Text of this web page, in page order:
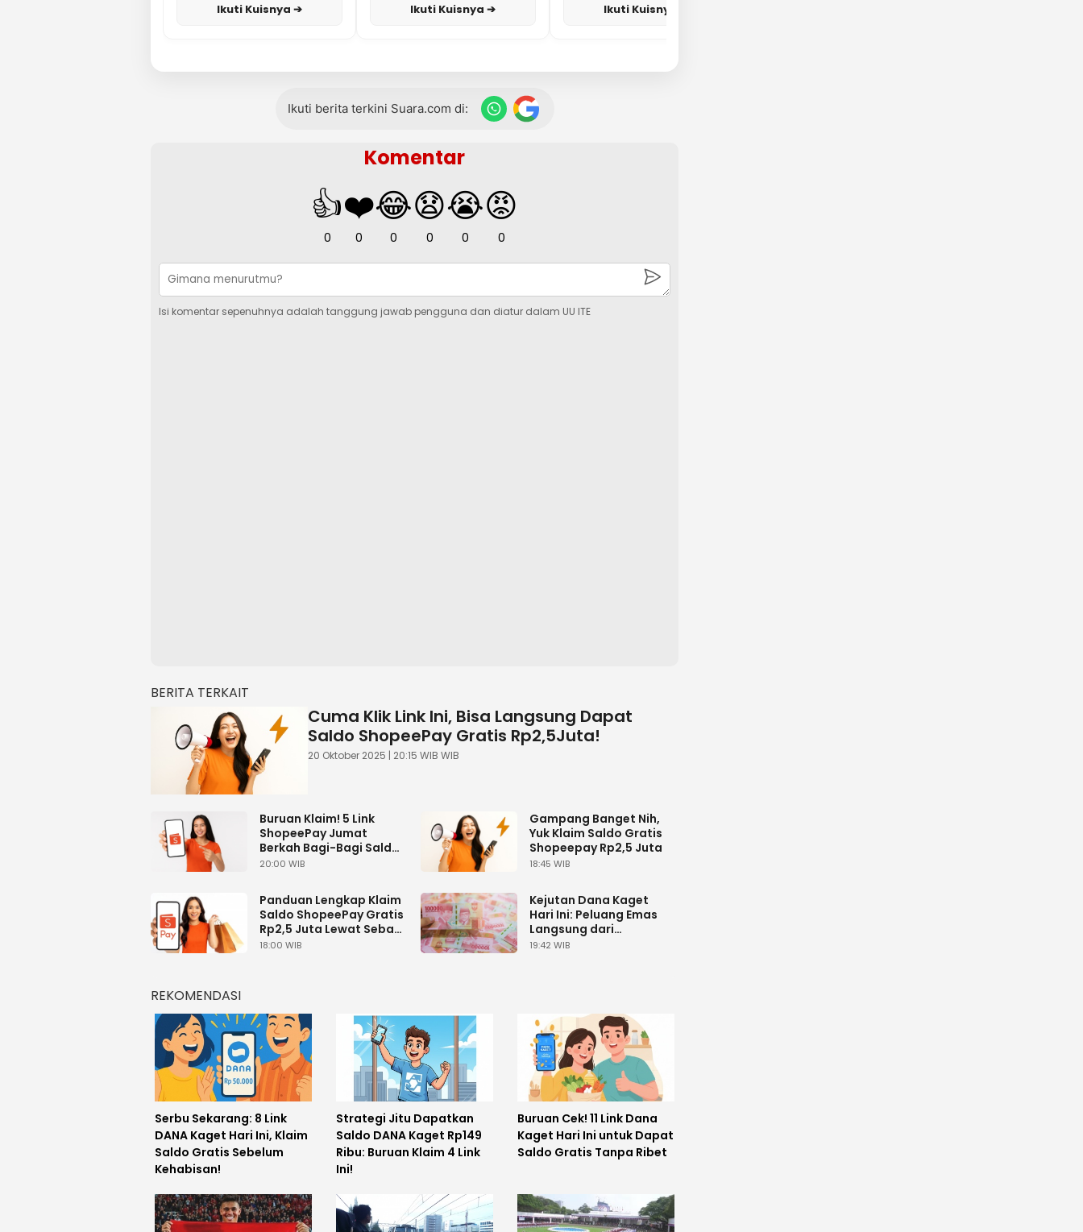
Ikuti Kuisnya ➔ Ikuti Kuisnya ➔ Ikuti Kuisnya ➔
Ikuti berita terkini Suara.com di:
Komentar
👍
0
❤️
0
😂
0
😧
0
😭
0
😡
0
Isi komentar sepenuhnya adalah tanggung jawab pengguna dan diatur dalam UU ITE
BERITA TERKAIT
Cuma Klik Link Ini, Bisa Langsung Dapat
Saldo ShopeePay Gratis Rp2,5Juta!
20 Oktober 2025 | 20:15 WIB WIB
Buruan Klaim! 5 Link
ShopeePay Jumat
Berkah Bagi-Bagi Saldo
Gratis
20:00 WIB
Gampang Banget Nih,
Yuk Klaim Saldo Gratis
Shopeepay Rp2,5 Juta
18:45 WIB
Panduan Lengkap Klaim
Saldo ShopeePay Gratis
Rp2,5 Juta Lewat Sebar
ShopeePay Hari Ini
18:00 WIB
Kejutan Dana Kaget
Hari Ini: Peluang Emas
Langsung dari
Genggamanmu!
19:42 WIB
REKOMENDASI
Serbu Sekarang: 8 Link
DANA Kaget Hari Ini, Klaim
Saldo Gratis Sebelum
Kehabisan!
Strategi Jitu Dapatkan
Saldo DANA Kaget Rp149
Ribu: Buruan Klaim 4 Link
Ini!
Buruan Cek! 11 Link Dana
Kaget Hari Ini untuk Dapat
Saldo Gratis Tanpa Ribet